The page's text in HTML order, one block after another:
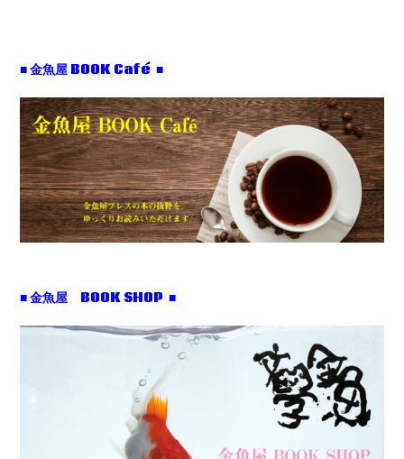
■ 金魚屋 BOOK Café ■
■ 金魚屋 BOOK SHOP ■